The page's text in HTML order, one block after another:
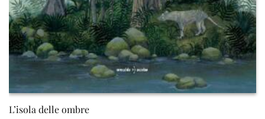
L’isola delle ombre